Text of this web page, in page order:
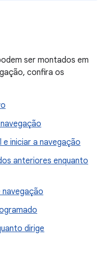
ser montados em
confira os
iniciar a navegação
anteriores enquanto
navegação
dirige